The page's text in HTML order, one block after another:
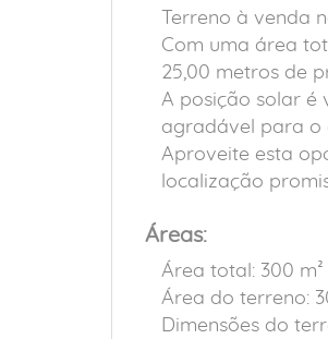
Terreno à venda
Com uma área
25,00 metros de
A posição solar é
agradável para o
Aproveite esta
localização
Áreas:
Área total: 300 m²
Área do terreno:
Dimensões do